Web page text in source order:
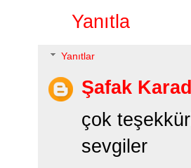
Yanıtla
Yanıtlar
Şafak
çok
sevgiler